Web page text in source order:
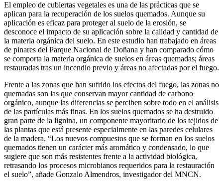
El empleo de cubiertas vegetales es una de las prácticas que se
aplican para la recuperación de los suelos quemados. Aunque su
aplicación es eficaz para proteger al suelo de la erosión, se
desconoce el impacto de su aplicación sobre la calidad y cantidad de
la materia orgánica del suelo. En este estudio han trabajado en áreas
de pinares del Parque Nacional de Doñana y han comparado cómo
se comporta la materia orgánica de suelos en áreas quemadas; áreas
restauradas tras un incendio previo y áreas no afectadas por el fuego.
Frente a las zonas que han sufrido los efectos del fuego, las zonas no
quemadas son las que conservan mayor cantidad de carbono
orgánico, aunque las diferencias se perciben sobre todo en el análisis
de las partículas más finas. En los suelos quemados se ha destruido
gran parte de la lignina, un componente mayoritario de los tejidos de
las plantas que está presente especialmente en las paredes celulares
de la madera. “Los nuevos compuestos que se forman en los suelos
quemados tienen un carácter más aromático y condensado, lo que
sugiere que son más resistentes frente a la actividad biológica,
retrasando los procesos microbianos requeridos para la restauración
el suelo”, añade Gonzalo Almendros, investigador del MNCN.